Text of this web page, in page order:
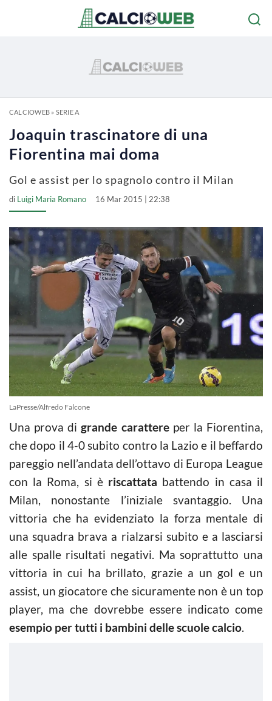
CALCIOWEB» SERIE A
Joaquin trascinatore di una
Fiorentina mai doma
Gol e assist per lo spagnolo contro il Milan
di Luigi Maria Romano 16 Mar 2015 | 22:38
LaPresse/Alfredo Falcone
Una prova digrande carattereper la Fiorentina,
che dopo il 4-0 subito contro la Lazio e il beffardo
pareggio nell’andata dell’ottavo di Europa League
con la Roma, si è riscattata battendo in casa il
Milan, nonostante l’iniziale svantaggio. Una
vittoria che ha evidenziato la forza mentale di
una squadra brava a rialzarsi subito e a lasciarsi
alle spalle risultati negativi. Ma soprattutto una
vittoria in cui ha brillato, grazie a un gol e un
assist, un giocatore che sicuramente non è un top
player, ma che dovrebbe essere indicato come
esempio per tutti i bambini delle scuole calcio.